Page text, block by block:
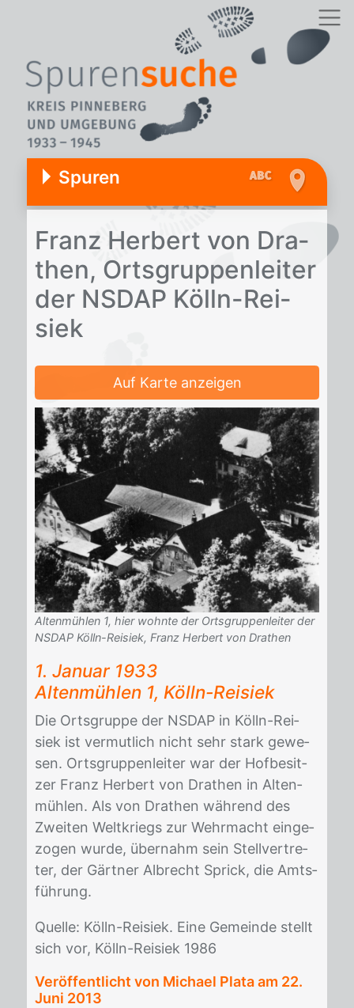
Spuren
Franz Her­bert von Dra­
then, Orts­grup­pen­lei­ter
der NS­DAP Kölln-Rei­
siek
Auf Karte anzeigen
Altenmühlen 1, hier wohnte der Ortsgruppenleiter der
NSDAP Kölln-Reisiek, Franz Herbert von Drathen
1. Ja­nu­ar 1933
Al­ten­müh­len 1, Kölln-Rei­siek
Die Orts­grup­pe der NS­DAP in Kölln-Rei­
siek ist ver­mut­lich nicht sehr stark ge­we­
sen. Orts­grup­pen­lei­ter war der Hof­be­sit­
zer Franz Her­bert von Dra­then in Al­ten­
müh­len. Als von Dra­then wäh­rend des
Zwei­ten Welt­kriegs zur Wehr­macht ein­ge­
zo­gen wur­de, über­nahm sein Stell­ver­tre­
ter, der Gärt­ner Al­brecht Sprick, die Amts­
füh­rung.
Quel­le: Kölln-Rei­siek. Eine Ge­mein­de stellt
sich vor, Kölln-Rei­siek 1986
Veröffentlicht von Michael Plata am 22.
Juni 2013